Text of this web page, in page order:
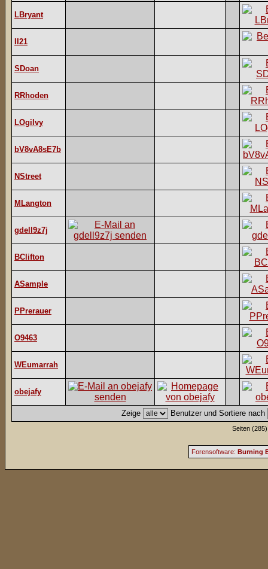
LBryant
II21
SDoan
RRhoden
LOgilvy
bV8vA8sE7b
NStreet
MLangton
gdell9z7j
BClifton
ASample
PPrerauer
O9463
WEumarrah
obejafy
Zeige Benutzer und Sortiere nach
Seiten
Forensoftware: Burning